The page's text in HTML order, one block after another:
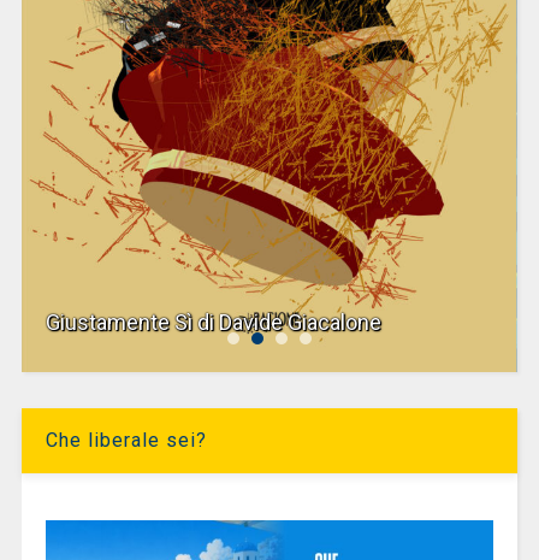
Giustamente Sì di Davide Giacalone
Che liberale sei?